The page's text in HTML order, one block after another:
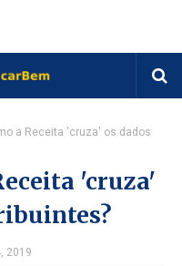
a Receita 'cruza' os dados
'cruza'
2019